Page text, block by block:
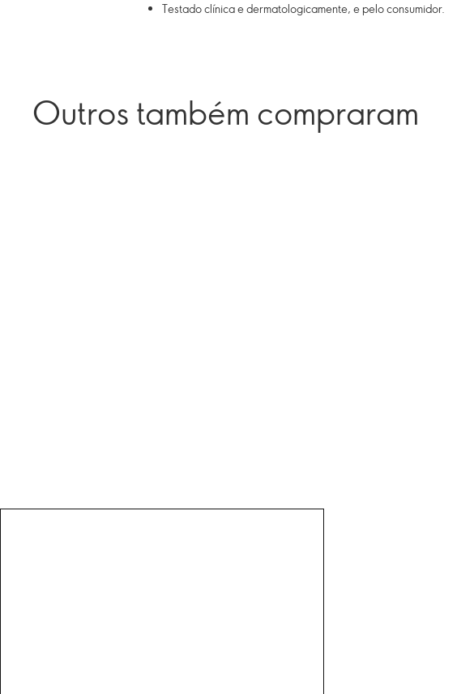
Testado clínica e dermatologicamente, e pelo consumidor.
Outros também compraram